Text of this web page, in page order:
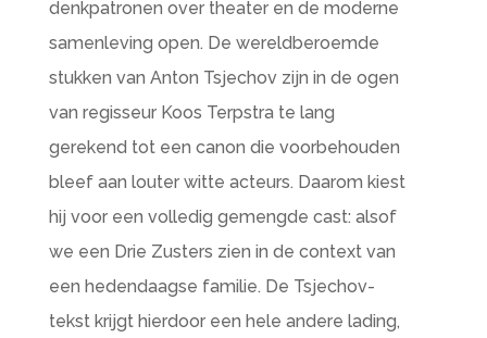
denkpatronen over theater en de moderne
samenleving open. De wereldberoemde
stukken van Anton Tsjechov zijn in de ogen
van regisseur Koos Terpstra te lang
gerekend tot een canon die voorbehouden
bleef aan louter witte acteurs. Daarom kiest
hij voor een volledig gemengde cast: alsof
we een Drie Zusters zien in de context van
een hedendaagse familie. De Tsjechov-
tekst krijgt hierdoor een hele andere lading,